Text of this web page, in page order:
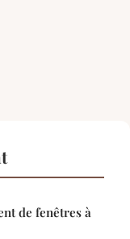
de fenêtres à